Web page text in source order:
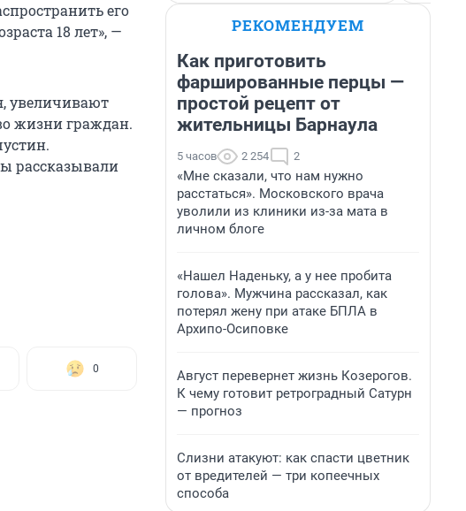
его
18 лет», —
увеличивают
жизни граждан.
рассказывали
0
РЕКОМЕНДУЕМ
Как приготовить
фаршированные перцы —
простой рецепт от
жительницы Барнаула
5 часов 2 254 2
«Мне сказали, что нам нужно
расстаться». Московского врача
уволили из клиники из-за мата в
личном блоге
«Нашел Наденьку, а у нее пробита
голова». Мужчина рассказал, как
потерял жену при атаке БПЛА в
Архипо-Осиповке
Август перевернет жизнь Козерогов.
К чему готовит ретроградный Сатурн
— прогноз
Слизни атакуют: как спасти цветник
от вредителей — три копеечных
способа